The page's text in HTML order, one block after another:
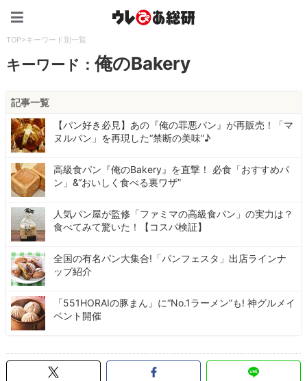
TOP>キーワード別一覧
キーワード：俺のBakery
記事一覧
【パン好き必見】あの『俺の罪悪パン』が再販売！「マ
ヌルパン」を再現した“禁断の美味”♪
高級食パン『俺のBakery』を直撃！ 必食「おすすめパ
ン」&“おいしく食べる裏ワザ”
人気パン屋が監修「ファミマの高級食パン」の実力は？
食べてみて驚いた！【コスパ検証】
全国の有名パン大集合!「パンフェスタ」出店ラインナ
ップ紹介
「551HORAIの豚まん」に“No.1ラーメン”も! 神グルメイ
ベント開催